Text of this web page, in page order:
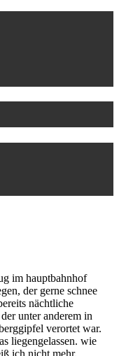
im hauptbahnhof
der gerne schnee
nächtliche
unter anderem in
verortet war.
liegengelassen. wie